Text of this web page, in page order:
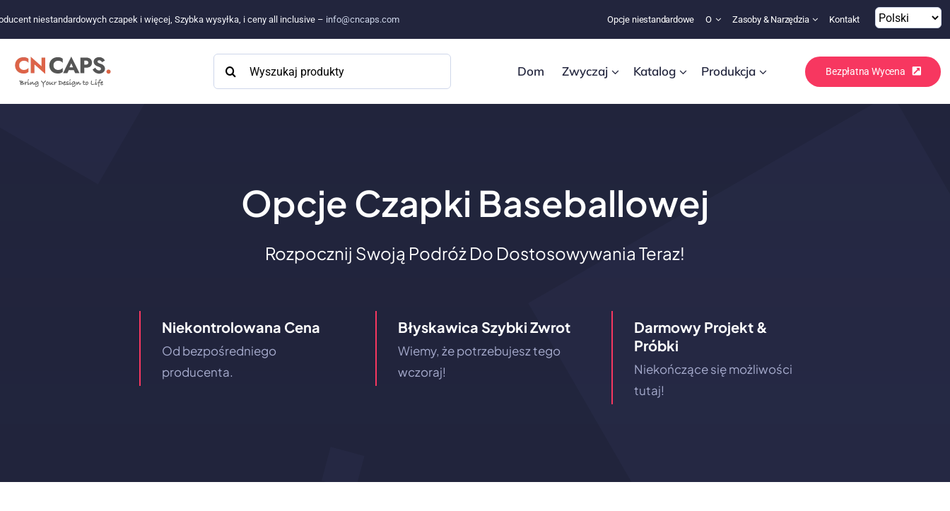
niestandardowych czapek i więcej, Szybka wysyłka, i ceny all inclusive – info@cncaps.com Opcje niestandardowe O Zasoby & Narzędzia Kontakt
Szukaj: Dom Zwyczaj Katalog Produkcja Bezpłatna Wycena
Opcje Czapki Baseballowej
Rozpocznij Swoją Podróż Do Dostosowywania Teraz!
Niekontrolowana Cena
Od bezpośredniego
producenta.
Błyskawica Szybki Zwrot
Wiemy, że potrzebujesz tego
wczoraj!
Darmowy Projekt &
Próbki
Niekończące się możliwości
tutaj!